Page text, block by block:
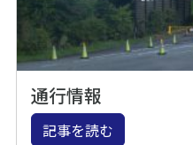
通行情報
記事を読む